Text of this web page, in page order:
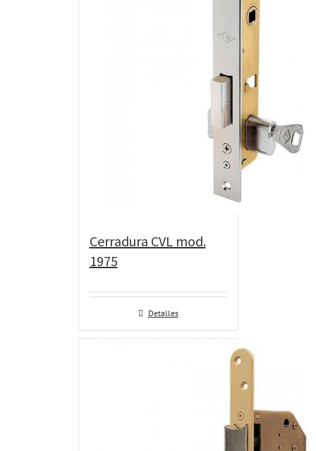
Cerradura CVL mod.
1975
Detalles